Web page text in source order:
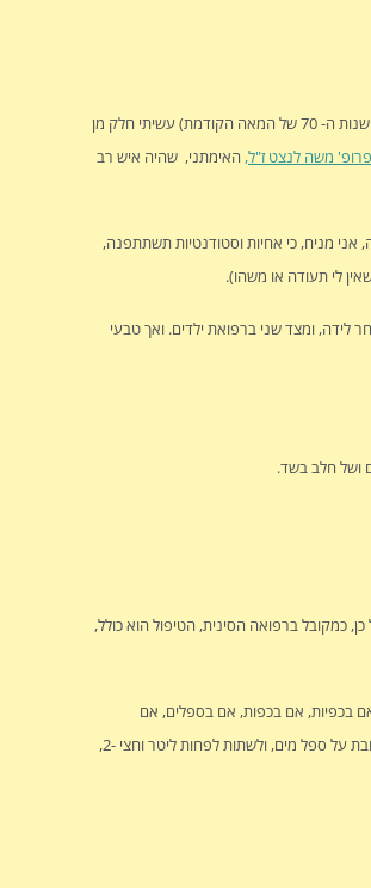
אני מקבל הרבה פניות בבקשה לסייע בקשיים בעת ההנקה, ואני מרשה לעצמי לייעץ, מכמה סיבות, אבל תחילה ווידוי קטן: כשהייתי סטודנט לרפואה, (בסוף שנות ה- 70 של המאה הקודמת) עשיתי חלק מן
פרופ' משה לנצט ז"ל, האימתני, שהיה איש רב
אני מניח, כי אחיות וסטודנטיות תשתתפנה,
לי תעודה או משהו).
לידה, ומצד שני ברפואת ילדים. ואך טבעי
ושל חלב בשד.
כמקובל ברפואה הסינית, הטיפול הוא כולל,
בכפיות, אם בכפות, אם בספלים, אם
בגרמים ואם בדליים. כל מה שצריך לחשוב כמה רוצים לקנות/ להכין ולפי זה לבנות את התערובת ביחסים המתאימים, אלא אם כתבתי אחרת, צריך כפית תערובת על ספל מים, ולשתות לפחות ליטר וחצי -2,